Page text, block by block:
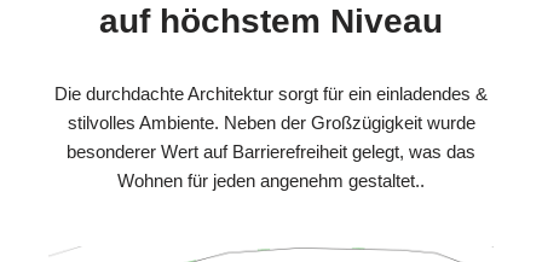
auf höchstem Niveau
Die durchdachte Architektur sorgt für ein einladendes &
stilvolles Ambiente. Neben der Großzügigkeit wurde
besonderer Wert auf Barrierefreiheit gelegt, was das
Wohnen für jeden angenehm gestaltet..